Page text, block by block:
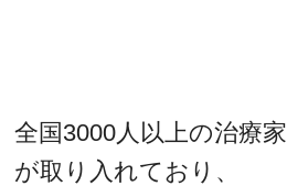
全国3000人以上の治療家
が取り入れており、